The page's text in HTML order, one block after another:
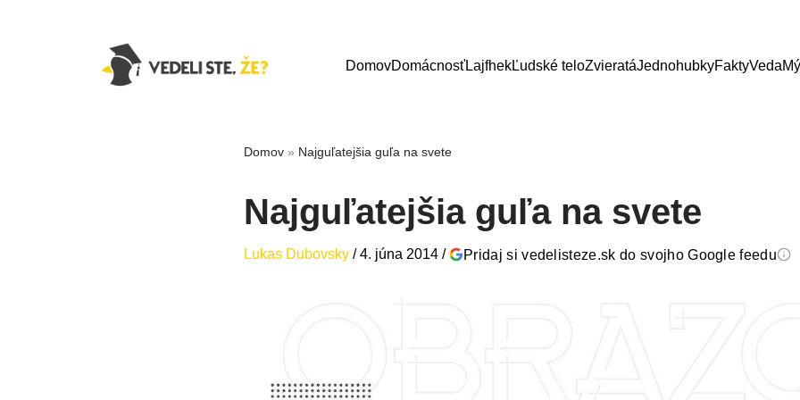
DomovDomácnosťLajfhekĽudské teloZvieratáJednohubkyFaktyVeda
Domov » Najguľatejšia guľa na svete
Najguľatejšia guľa na svete
Lukas Dubovsky /4. júna 2014 / Pridaj si vedelisteze.sk do svojho Google feedu